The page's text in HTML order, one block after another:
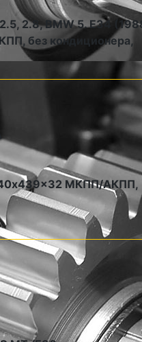
2.8, BMW 5. E34
без кондиционера,
МКПП/АКПП,